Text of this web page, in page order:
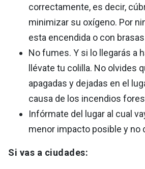
correctamente, es decir,
minimizar su oxígeno. Por
esta encendida o con
No fumes. Y si lo llegarás a
llévate tu colilla. No olvides
apagadas y dejadas en el
causa de los incendios
Infórmate del lugar al cual
menor impacto posible y no
Si vas a ciudades: